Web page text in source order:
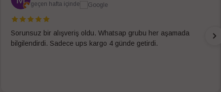
geçen hafta içinde
Sorunsuz bir alışveriş oldu. Whatsap grubu her aşamada
bilgilendirdi. Sadece ups kargo 4 günde getirdi.